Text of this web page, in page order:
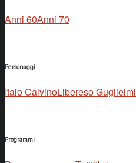
Anni 60Anni 70
Personaggi
Italo CalvinoLibereso Guglielmi
Programmi